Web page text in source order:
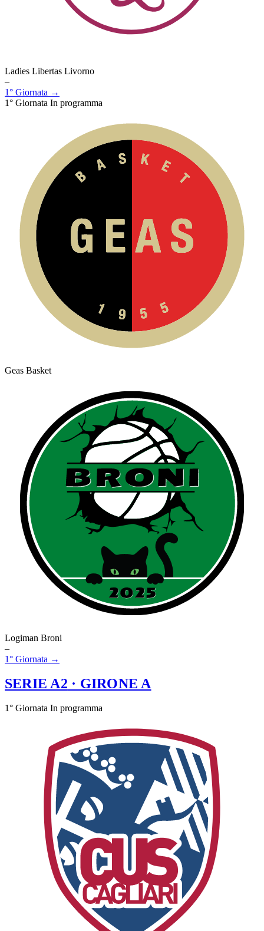
Ladies Libertas Livorno
–
1° Giornata →
1° Giornata In programma
Geas Basket
Logiman Broni
–
1° Giornata →
SERIE A2 · GIRONE A
1° Giornata In programma